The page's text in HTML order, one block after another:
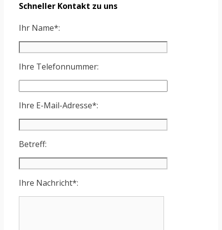
Schneller Kontakt zu uns
Ihr Name*:
Ihre Telefonnummer:
Ihre E-Mail-Adresse*:
Betreff:
Ihre Nachricht*: